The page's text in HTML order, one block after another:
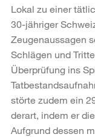
Lokal zu einer
30-jähriger
Zeugenaussagen
Schlägen und
Überprüfung ins
störte zudem ein
derart, indem er
Aufgrund dessen